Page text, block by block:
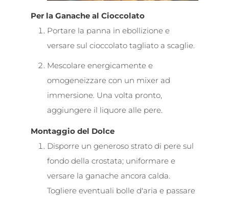
Per la Ganache al Cioccolato
Portare la panna in ebollizione e
versare sul cioccolato tagliato a scaglie.
Mescolare energicamente e
omogeneizzare con un mixer ad
immersione. Una volta pronto,
aggiungere il liquore alle pere.
Montaggio del Dolce
Disporre un generoso strato di pere sul
fondo della crostata; uniformare e
versare la ganache ancora calda.
Togliere eventuali bolle d'aria e passare